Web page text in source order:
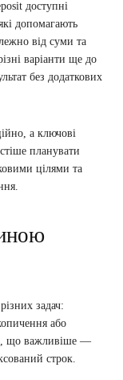
доступні
допомагають
від суми та
варіанти ще до
без додаткових
а ключові
планувати
цілями та
задач:
або
що важливіше —
строк.